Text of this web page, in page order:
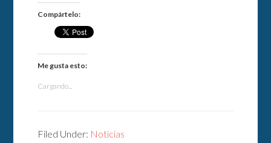
Compártelo:
Me gusta esto:
Cargando...
Filed Under: Noticias